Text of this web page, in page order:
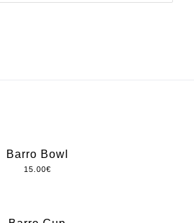
Barro Bowl
15.00€